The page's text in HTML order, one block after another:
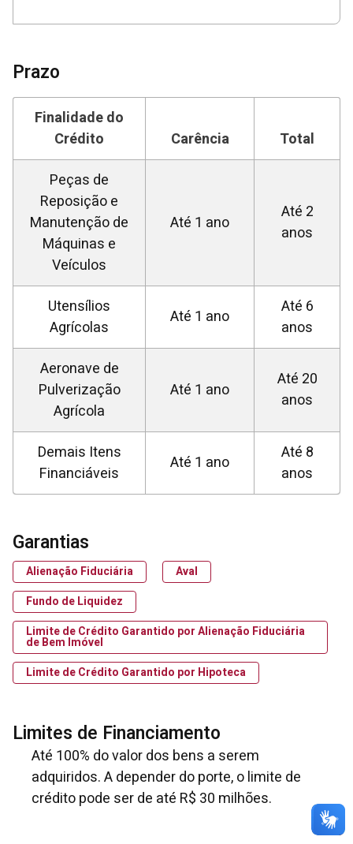
Prazo
Finalidade do
Crédito
Carência
Total
Peças de
Reposição e
Manutenção de
Máquinas e
Veículos
Até 1 ano
Até 2
anos
Utensílios
Agrícolas
Até 1 ano
Até 6
anos
Aeronave de
Pulverização
Agrícola
Até 1 ano
Até 20
anos
Demais Itens
Financiáveis
Até 1 ano
Até 8
anos
Garantias
Alienação Fiduciária
Aval
Fundo de Liquidez
Limite de Crédito Garantido por Alienação Fiduciária
de Bem Imóvel
Limite de Crédito Garantido por Hipoteca
Limites de Financiamento
Até 100% do valor dos bens a serem
adquiridos. A depender do porte, o limite de
crédito pode ser de até R$ 30 milhões.